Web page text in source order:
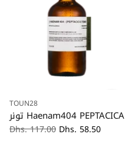
كمية TOUN28
تونر Haenam404 PEPTACICA
السعر
Dhs. 117.00 Dhs. 58.50